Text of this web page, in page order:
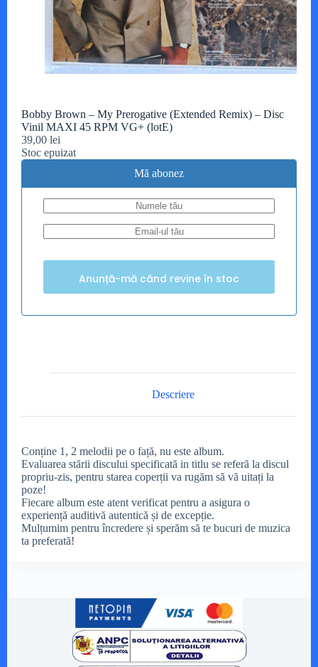
Bobby Brown – My Prerogative (Extended Remix) – Disc
Vinil MAXI 45 RPM VG+ (lotE)
39,00 lei
Stoc epuizat
Mă abonez
Descriere
Conține 1, 2 melodii pe o față, nu este album.
Evaluarea stării discului specificată in titlu se referă la discul
propriu-zis, pentru starea coperții va rugăm să vă uitați la
poze!
Fiecare album este atent verificat pentru a asigura o
experiență auditivă autentică și de excepție.
Mulțumim pentru încredere și sperăm să te bucuri de muzica
ta preferată!